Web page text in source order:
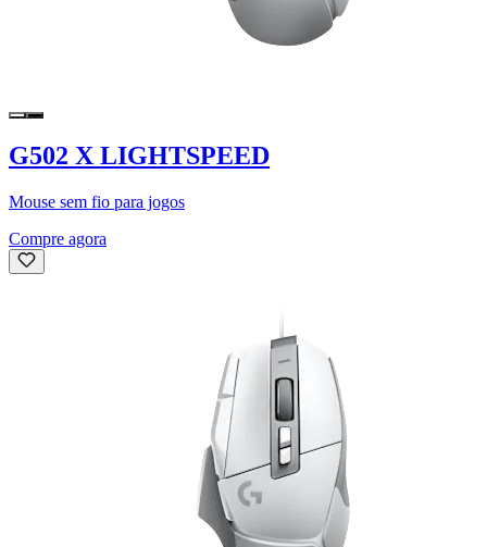
G502 X LIGHTSPEED
Mouse sem fio para jogos
Compre agora